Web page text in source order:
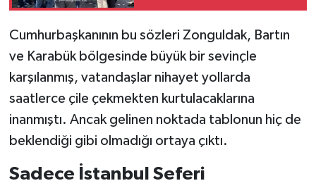
Cumhurbaşkanının bu sözleri Zonguldak, Bartın
ve Karabük bölgesinde büyük bir sevinçle
karşılanmış, vatandaşlar nihayet yollarda
saatlerce çile çekmekten kurtulacaklarına
inanmıştı. Ancak gelinen noktada tablonun hiç de
beklendiği gibi olmadığı ortaya çıktı.
Sadece İstanbul Seferi